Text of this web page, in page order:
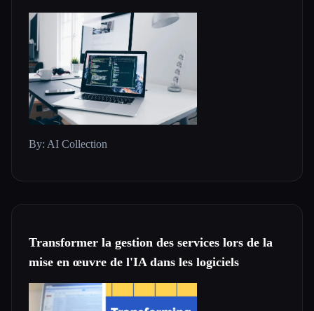
By: AI Collection
Transformer la gestion des services lors de la
mise en œuvre de l'IA dans les logiciels